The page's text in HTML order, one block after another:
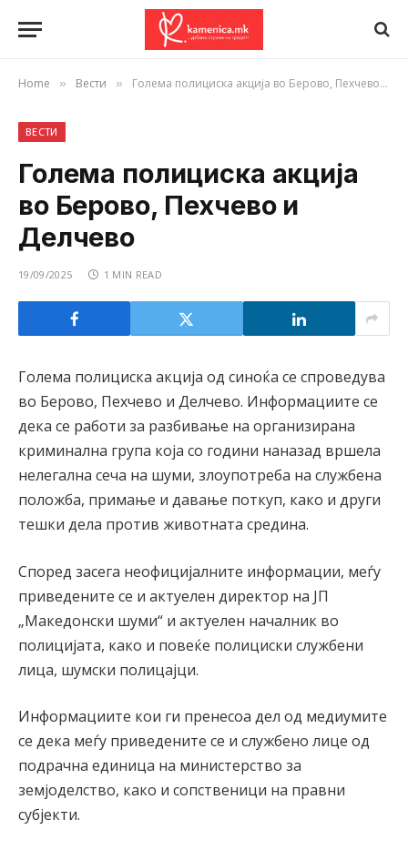
Home » Вести » Голема полициска акција во Берово, Пехчево и Делчево
ВЕСТИ
Голема полициска акција
во Берово, Пехчево и
Делчево
19/09/2025 1 MIN READ
Голема полициска акција од синоќа се спроведува
во Берово, Пехчево и Делчево. Информациите се
дека се работи за разбивање на организирана
криминална група која со години наназад вршела
нелегална сеча на шуми, злоупотреба на службена
положба, примање и давање поткуп, како и други
тешки дела против животната средина.
Според засега неофицијалните информации, меѓу
приведените се и актуелен директор на ЈП
„Македонски шуми“ и актуелен началник во
полицијата, како и повеќе полициски службени
лица, шумски полицајци.
Информациите кои ги пренесоа дел од медиумите
се дека меѓу приведените се и службено лице од
подрачна единица на министерство за
земјоделство, како и сопственици на правни
субјекти.